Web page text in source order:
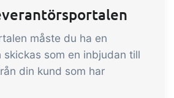
för dina kunder
& Kontroller
och kritiska
integrerade i din
måste du ha en
skickas som en inbjudan till
din kund som har